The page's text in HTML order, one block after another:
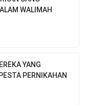
WALIMAH
YANG
PERNIKAHAN